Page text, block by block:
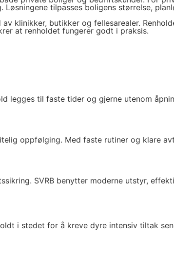
tilpasses boligens størrelse,
klinikker, butikker og fellesarealer.
at renholdet fungerer godt i praksis.
legges til faste tider og gjerne utenom
oppfølging. Med faste rutiner og klare
SVRB benytter moderne utstyr,
i stedet for å kreve dyre intensiv tiltak